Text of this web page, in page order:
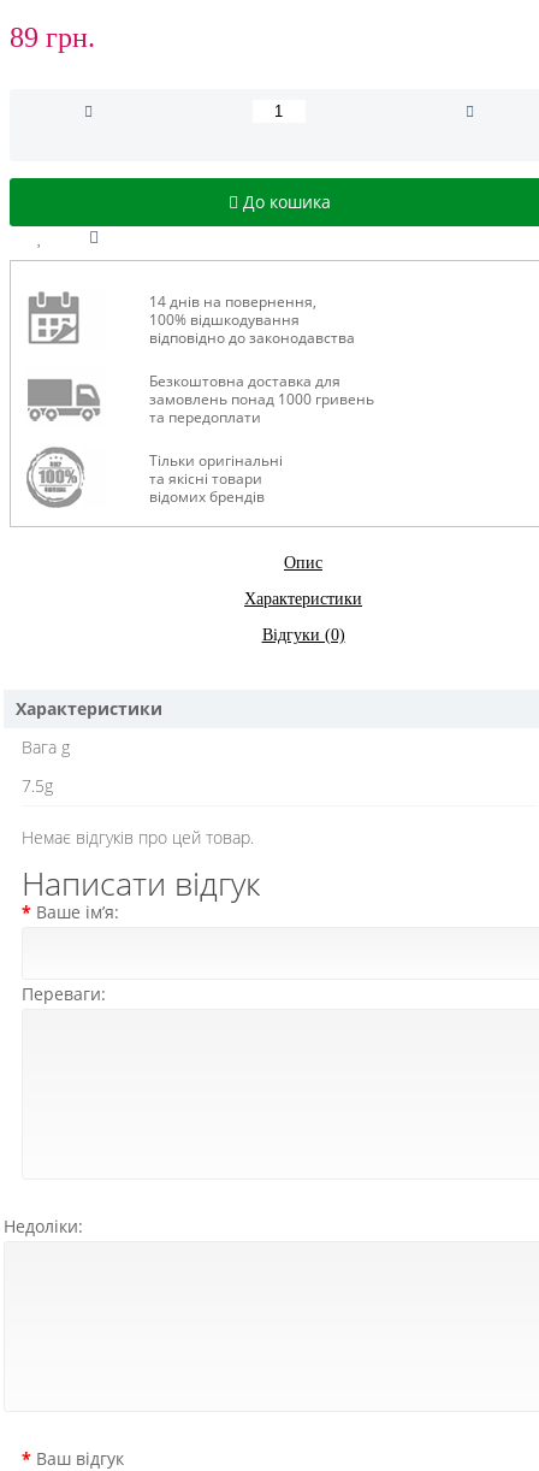
89 грн.
До кошика
14 днів на повернення,
100% відшкодування
відповідно до законодавства
Безкоштовна доставка для
замовлень понад 1000 гривень
та передоплати
Тільки оригінальні
та якісні товари
відомих брендів
Опис
Характеристики
Відгуки (0)
Характеристики
Вага g
7.5g
Немає відгуків про цей товар.
Написати відгук
Ваше ім’я:
Переваги:
Недоліки:
Ваш відгук